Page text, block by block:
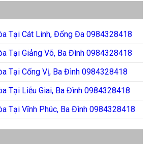
Tại Cát Linh, Đống Đa 0984328418
Tại Giảng Võ, Ba Đình 0984328418
Tại Cống Vị, Ba Đình 0984328418
Tại Liễu Giai, Ba Đình 0984328418
Tại Vĩnh Phúc, Ba Đình 0984328418